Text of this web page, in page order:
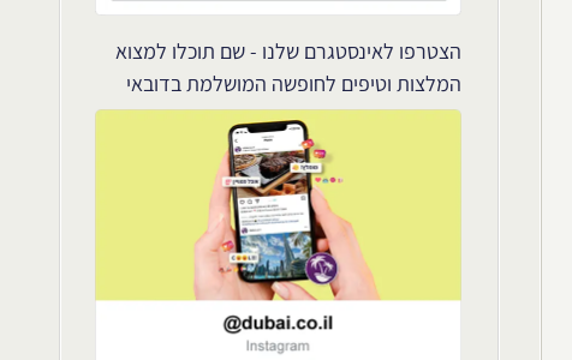
הצטרפו לאינסטגרם שלנו - שם תוכלו למצוא
המלצות וטיפים לחופשה המושלמת בדובאי